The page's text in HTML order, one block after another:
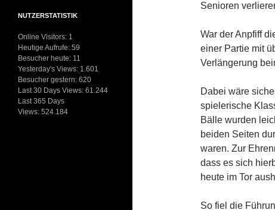
Senioren
War der Anpfiff
einer Partie mit
Verlängerung
Dabei wäre
spielerische
Bälle wurden
beiden Seiten
waren. Zur
dass es sich
heute im Tor
So fiel die
NUTZERSTATISTIK
Online Visitors: 1
Heutige Aufrufe: 59
Besucher heute: 11
Yesterday's Views: 1.601
Besucher gestern: 620
Last 30 Days Views: 61.244
Last 365 Days
Views: 524.184